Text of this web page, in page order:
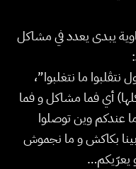
يبدى يعدد في مشاكل
نتڤلبوا ما نتغلبوا”،
أي فما مشاكل و فما
عندكم وين توصلوا
بينا بكاكش و ما نجموش
يعرّيكم…